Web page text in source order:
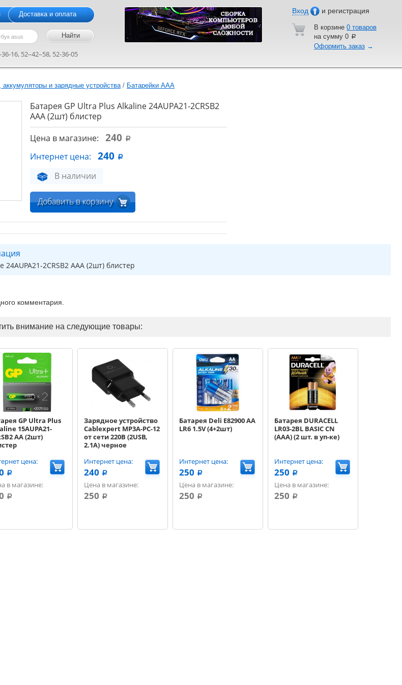
Вход и регистрация
В корзине 0 товаров
на сумму 0 a
Оформить заказ →
Доставка и оплата
16, 52–42–58, 52-36-05
аккумуляторы и зарядные устройства/ Батарейки AAA
Батарея GP Ultra Plus Alkaline 24AUPA21-2CRSB2
AAA (2шт) блистер
Цена в магазине:
240 a
Интернет цена: 240 a
В наличии
Добавить в корзину
2CRSB2 AAA (2шт) блистер
комментария.
внимание на следующие товары:
GP Ultra Plus
15AUPA21-
AA (2шт)
цена:
a
в магазине:
a
Зарядное устройство
Cablexpert MP3A-PC-12
от сети 220В (2USB,
2.1А) черное
Интернет цена:
240 a
Цена в магазине:
250 a
Батарея Deli E82900 AA
LR6 1.5V (4+2шт)
Интернет цена:
250 a
Цена в магазине:
250 a
Батарея DURACELL
LR03-2BL BASIC CN
(AAA) (2 шт. в уп-ке)
Интернет цена:
250 a
Цена в магазине:
250 a